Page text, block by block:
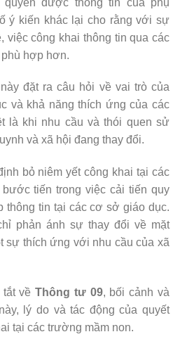
ý kiến khác lại cho rằng với sự
việc công khai thông tin qua các
hợp hơn.
đặt ra câu hỏi về vai trò của
và khả năng thích ứng của các
là khi nhu cầu và thói quen sử
và xã hội đang thay đổi.
bỏ niêm yết công khai tại các
tiến trong việc cải tiến quy
thông tin tại các cơ sở giáo dục.
phản ánh sự thay đổi về mặt
sự thích ứng với nhu cầu của xã
tắt vềThông tư 09, bối cảnh và
lý do và tác động của quyết
tại các trường mầm non.